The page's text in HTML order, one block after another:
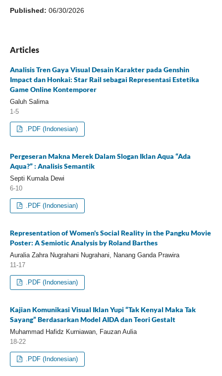
Published: 06/30/2026
Articles
Analisis Tren Gaya Visual Desain Karakter pada Genshin
Impact dan Honkai: Star Rail sebagai Representasi Estetika
Game Online Kontemporer
Galuh Salima
1-5
.PDF (Indonesian)
Pergeseran Makna Merek Dalam Slogan Iklan Aqua “Ada
Aqua?” : Analisis Semantik
Septi Kumala Dewi
6-10
.PDF (Indonesian)
Representation of Women's Social Reality in the Pangku Movie
Poster: A Semiotic Analysis by Roland Barthes
Auralia Zahra Nugrahani Nugrahani, Nanang Ganda Prawira
11-17
.PDF (Indonesian)
Kajian Komunikasi Visual Iklan Yupi “Tak Kenyal Maka Tak
Sayang” Berdasarkan Model AIDA dan Teori Gestalt
Muhammad Hafidz Kurniawan, Fauzan Aulia
18-22
.PDF (Indonesian)